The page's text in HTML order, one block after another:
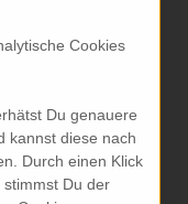
Cookies
Du genauere
kannst diese nach
Durch einen Klick
stimmst Du der